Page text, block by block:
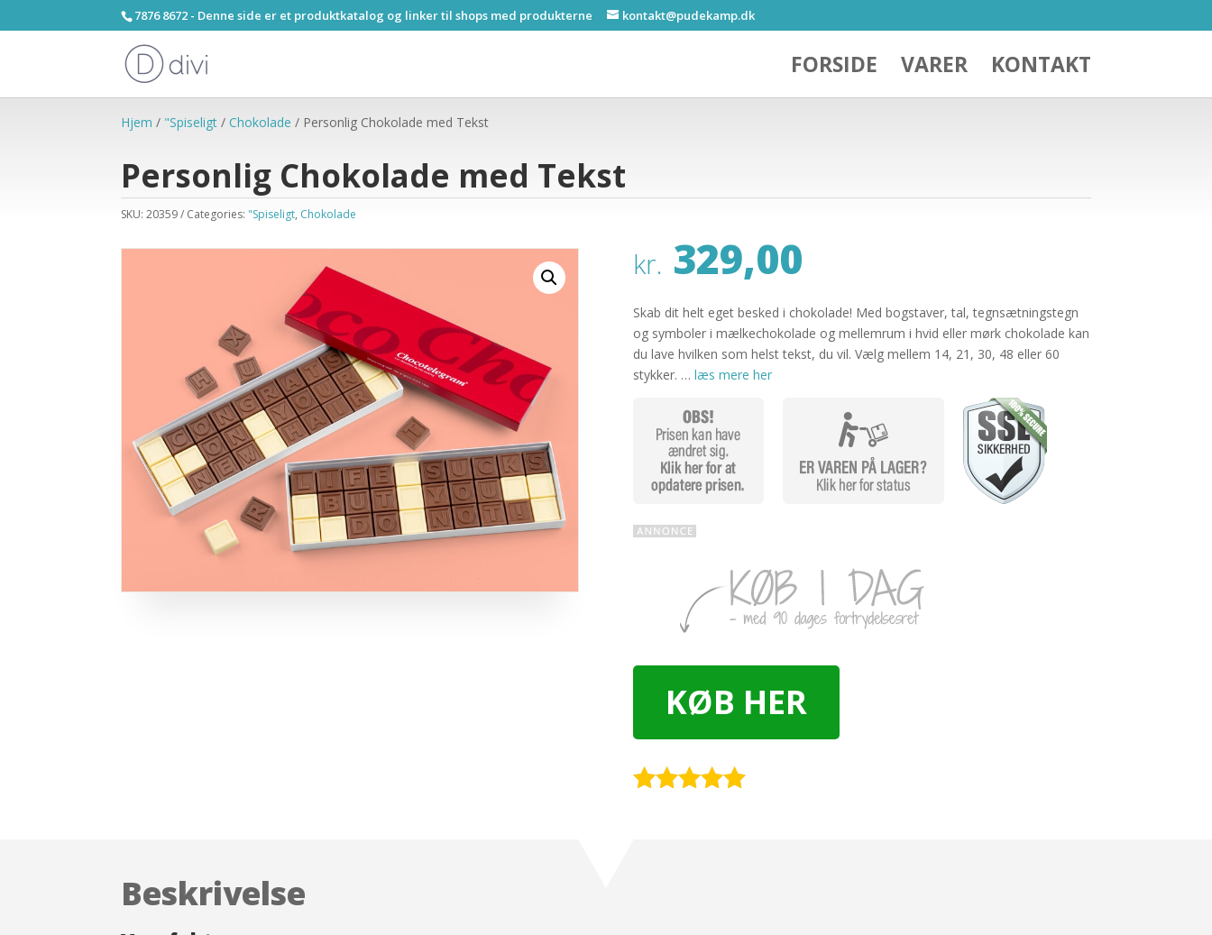
7876 8672 - Denne side er et produktkatalog og linker til shops med produkterne kontakt@pudekamp.dk
FORSIDE VARER KONTAKT
Hjem / "Spiseligt /Chokolade / Personlig Chokolade med Tekst
Personlig Chokolade med Tekst
SKU:20359 Categories: "Spiseligt, Chokolade
kr. 329,00
Skab dit helt eget besked i chokolade! Med bogstaver, tal, tegnsætningstegn
og symboler i mælkechokolade og mellemrum i hvid eller mørk chokolade kan
du lave hvilken som helst tekst, du vil. Vælg mellem 14, 21, 30, 48 eller 60
stykker. … læs mere her
KØB HER
Beskrivelse